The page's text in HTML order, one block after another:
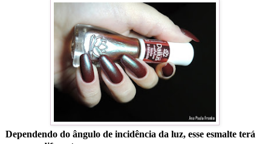
Dependendo do ângulo de incidência da luz, esse esmalte terá